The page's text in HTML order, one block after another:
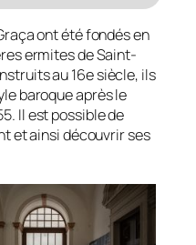
ont été fondés en
ermites de Saint-
au 16e siècle, ils
baroque après le
Il est possible de
et ainsi découvrir ses